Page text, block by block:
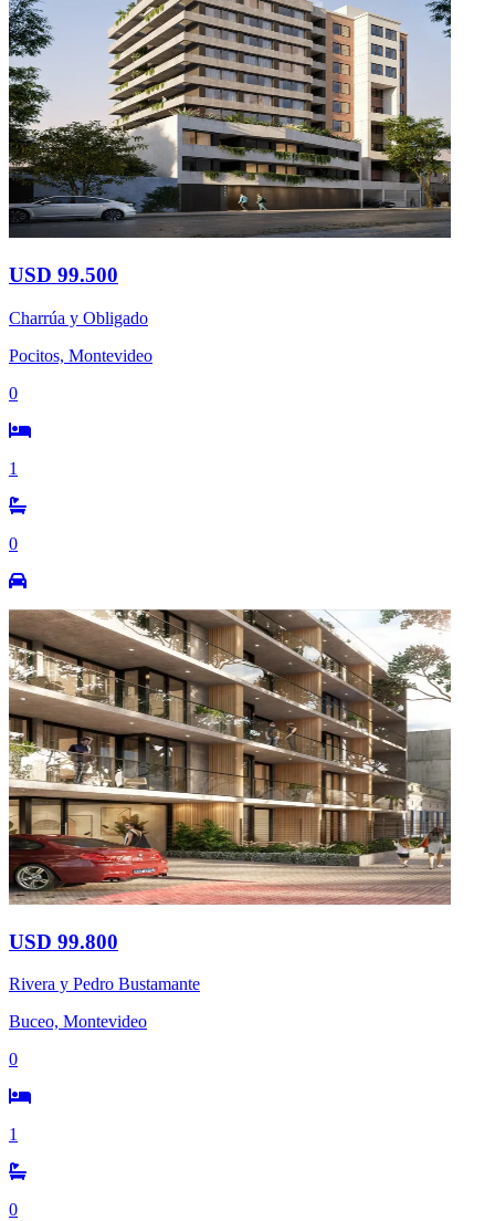
USD 99.500
Charrúa y Obligado
Pocitos, Montevideo
0
1
0
USD 99.800
Rivera y Pedro Bustamante
Buceo, Montevideo
0
1
0